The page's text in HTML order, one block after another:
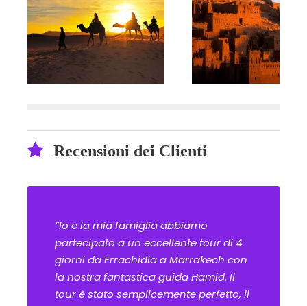
Recensioni dei Clienti
“Io e la mia famiglia abbiamo
partecipato a un eccellente tour di 4
giorni da Errachidia a Marrakech con
la nostra fantastica guida Hamid. Il
tour è stato semplicemente perfetto, il